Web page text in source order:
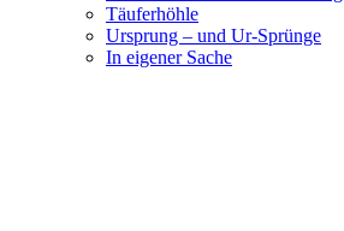
Täuferhöhle
Ursprung – und Ur-Sprünge
In eigener Sache